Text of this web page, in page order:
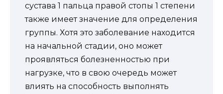
сустава 1 пальца правой стопы 1 степени
также имеет значение для определения
группы. Хотя это заболевание находится
на начальной стадии, оно может
проявляться болезненностью при
нагрузке, что в свою очередь может
влиять на способность выполнять